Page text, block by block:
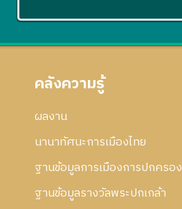
คลังความรู้
ผลงาน
นานาทัศนะการเมืองไทย
ฐานข้อมูลการเมืองการปกครอง
ฐานข้อมูลรางวัลพระปกเกล้า